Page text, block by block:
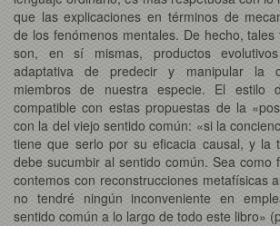
que las explicaciones en términos de
de los fenómenos mentales. De hecho,
son, en sí mismas, productos
adaptativa de predecir y manipular la
miembros de nuestra especie. El estilo
compatible con estas propuestas de la
con la del viejo sentido común: «si la
tiene que serlo por su eficacia causal, y la
debe sucumbir al sentido común. Sea como
contemos con reconstrucciones metafísicas
no tendré ningún inconveniente en
sentido común a lo largo de todo este libro»